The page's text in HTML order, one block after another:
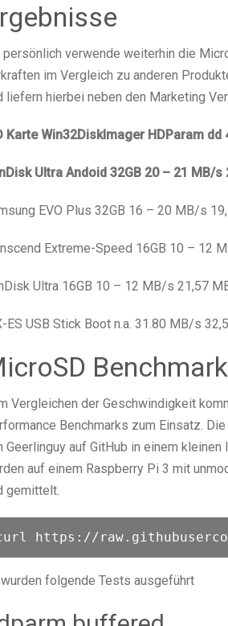
persönlich verwende weiterhin die
im Vergleich zu anderen
liefern hierbei neben den Marketing
Karte Win32DiskImager HDParam dd
Ultra Andoid 32GB 20 – 21 MB/s
EVO Plus 32GB 16 – 20 MB/s
Extreme-Speed 16GB 10 – 12
Ultra 16GB 10 – 12 MB/s 21,57
ES USB Stick Boot n.a. 31.80 MB/s
Vergleichen der Geschwindigkeit
Benchmarks zum Einsatz.
Geerlinguy auf GitHub in einem
auf einem Raspberry Pi 3 mit
gemittelt.
folgende Tests ausgeführt